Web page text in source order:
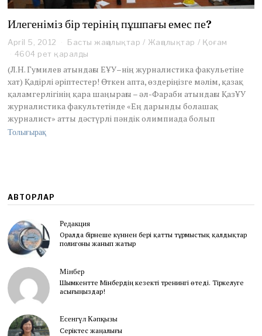
Илегеніміз бір терінің пұшпағы емес пе?
April 5, 2012
o
e
m
b
e
r
Басты жаңалықтар / Жаңалықтар / Қоғам
4604 рет қаралды
(Л.Н. Гумилев атындағы ЕҰУ–нің журналистика факульетіне
хат) Қадірлі әріптестер! Өткен апта, өздеріңізге мәлім, қазақ
қаламгерлігінің қара шаңырағы – әл-Фараби атындағы ҚазҰУ
журналистика факультетінде «Ең дарынды болашақ
журналист» атты дәстүрлі пәндік олимпиада болып
Толығырақ
АВТОРЛАР
Редакция
Оралда бірнеше күннен бері қатты тұрмыстық қалдықтар
полигоны жанып жатыр
Мінбер
Шымкентте Мінбердің кезекті тренингі өтеді. Тіркелуге
асығыңыздар!
Есенгүл Кәпқызы
Серіктес жаңалығы